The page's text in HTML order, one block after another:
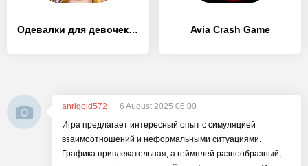
Одевалки для девочек: Макияж - [MOD Бесконечные монеты] Avia Crash Game
anrigold572
6 August 2025 06:00
Игра предлагает интересный опыт с симуляцией
взаимоотношений и неформальными ситуациями.
Графика привлекательная, а геймплей разнообразный,